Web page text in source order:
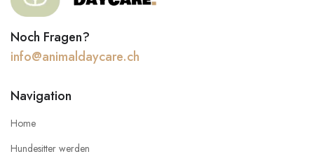
Noch Fragen?
info@animaldaycare.ch
Navigation
Home
Hundesitter werden